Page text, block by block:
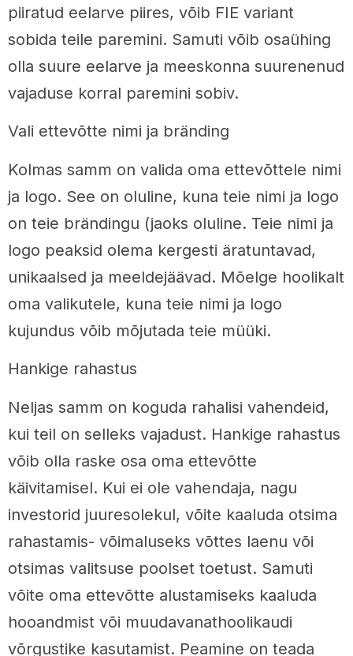
piiratud eelarve piires, võib FIE variant
sobida teile paremini. Samuti võib osaühing
olla suure eelarve ja meeskonna suurenenud
vajaduse korral paremini sobiv.
Vali ettevõtte nimi ja bränding
Kolmas samm on valida oma ettevõttele nimi
ja logo. See on oluline, kuna teie nimi ja logo
on teie brändingu (jaoks oluline. Teie nimi ja
logo peaksid olema kergesti äratuntavad,
unikaalsed ja meeldejäävad. Mõelge hoolikalt
oma valikutele, kuna teie nimi ja logo
kujundus võib mõjutada teie müüki.
Hankige rahastus
Neljas samm on koguda rahalisi vahendeid,
kui teil on selleks vajadust. Hankige rahastus
võib olla raske osa oma ettevõtte
käivitamisel. Kui ei ole vahendaja, nagu
investorid juuresolekul, võite kaaluda otsima
rahastamis- võimaluseks võttes laenu või
otsimas valitsuse poolset toetust. Samuti
võite oma ettevõtte alustamiseks kaaluda
hooandmist või muudavanathoolikaudi
võrgustike kasutamist. Peamine on teada